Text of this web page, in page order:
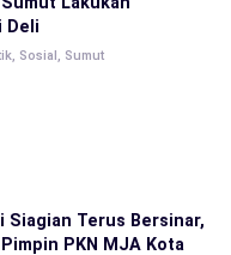
Deli
, Sosial, Sumut
Siagian Terus Bersinar,
PKN MJA Kota